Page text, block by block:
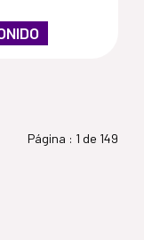
Página : 1 de 149